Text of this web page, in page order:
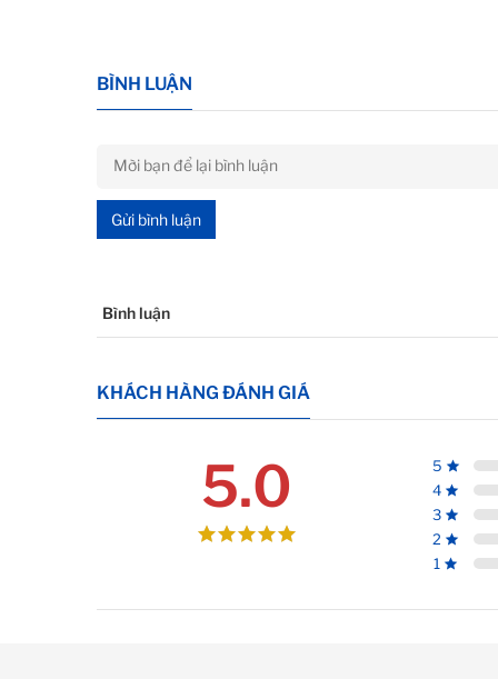
BÌNH LUẬN
Gửi bình luận
Bình luận
KHÁCH HÀNG ĐÁNH GIÁ
5.0 5
4
3
2
1